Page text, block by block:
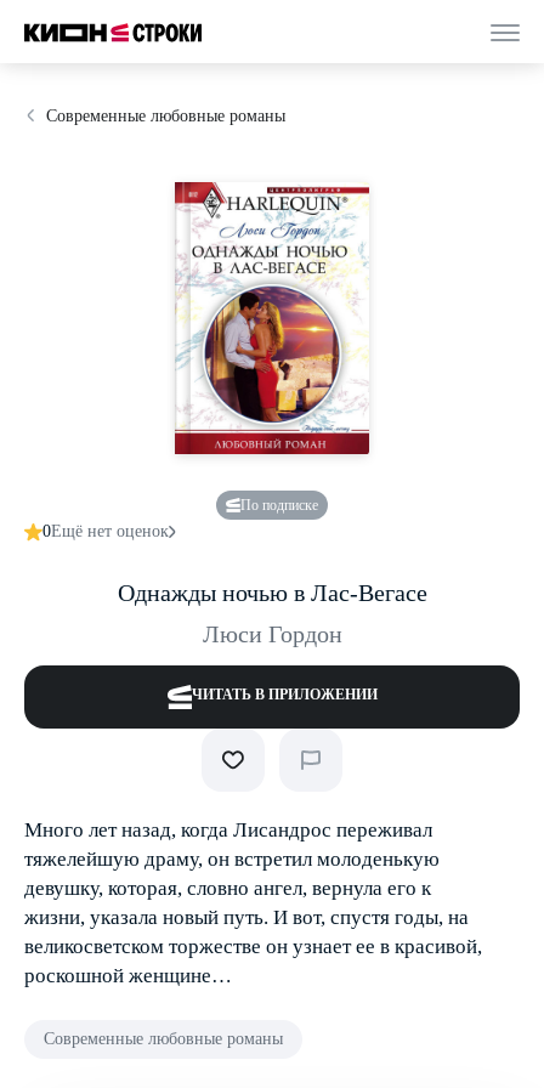
Современные любовные романы
По подписке
0Ещё нет оценок
Однажды ночью в Лас-Вегасе
Люси Гордон
ЧИТАТЬ В ПРИЛОЖЕНИИ
Много лет назад, когда Лисандрос переживал
тяжелейшую драму, он встретил молоденькую
девушку, которая, словно ангел, вернула его к
жизни, указала новый путь. И вот, спустя годы, на
великосветском торжестве он узнает ее в красивой,
роскошной женщине…
Современные любовные романы